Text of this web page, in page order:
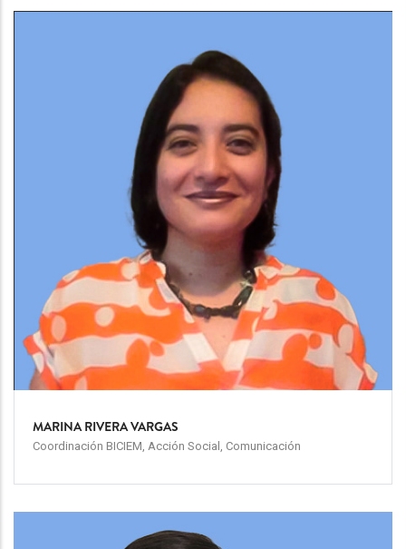
MARINA RIVERA VARGAS
Coordinación BICIEM, Acción Social, Comunicación